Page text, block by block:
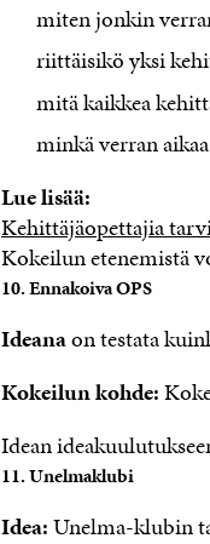
miten jonkin
riittäisikö yksi
mitä kaikkea
minkä verran
Lue lisää:
Kehittäjäopettajia
Kokeilun etenemistä
10. Ennakoiva OPS
Ideanaon testata
Kokeilun kohde:
Idean
11. Unelmaklubi
Idea:Unelma-klubin